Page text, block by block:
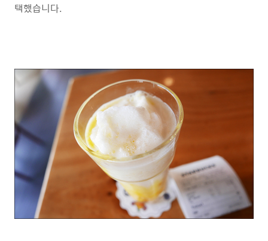
택했습니다.